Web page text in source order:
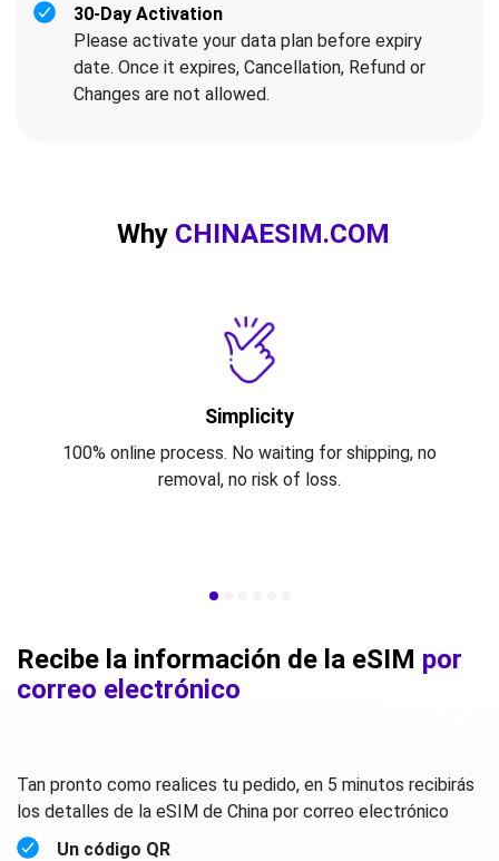
30-Day Activation
Please activate your data plan before expiry
date. Once it expires, Cancellation, Refund or
Changes are not allowed.
Why CHINAESIM.COM
Simplicity
100% online process. No waiting for shipping, no
removal, no risk of loss.
Recibe la información de la eSIM por
correo electrónico
Tan pronto como realices tu pedido, en 5 minutos recibirás
los detalles de la eSIM de China por correo electrónico
Un código QR